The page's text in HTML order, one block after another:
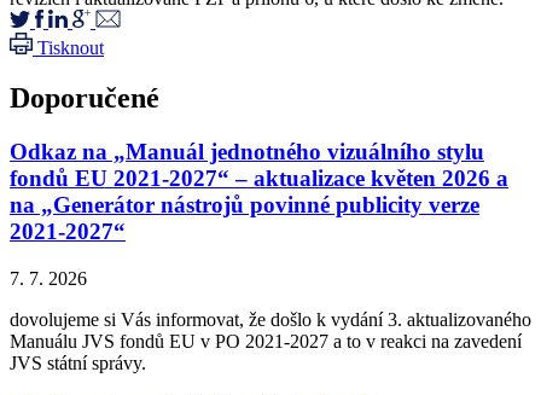
Tisknout
Doporučené
Odkaz na „Manuál jednotného vizuálního stylu
fondů EU 2021-2027“ – aktualizace květen 2026 a
na „Generátor nástrojů povinné publicity verze
2021-2027“
7. 7. 2026
dovolujeme si Vás informovat, že došlo k vydání 3. aktualizovaného
Manuálu JVS fondů EU v PO 2021-2027 a to v reakci na zavedení
JVS státní správy.